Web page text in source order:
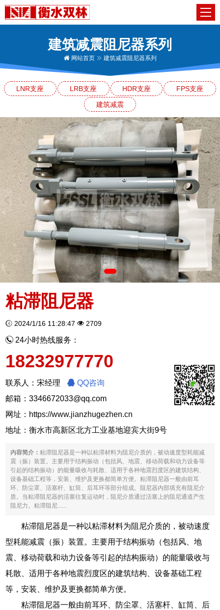
建筑减震阻尼器系列
网站首页 建筑减震阻尼器系列
LNR支座 LRB支座 HDR支座
FPS支座
建筑减震
粘滞阻尼器
2024/1/16 11:28:47 2709
24小时热线服务：
18232977770
联系人：宋经理
QQ咨询
邮箱：3346672033@qq.com
网址： https://www.jianzhugezhen.cn
地址：衡水市高新区北方工业基地迎宾大街9号
内容简介： 粘滞阻尼器是一种以粘滞材料为阻尼介质的，被动速度型耗能减
震（振）装置。主要用于结构振动（包括风、地震、移动荷载和动力设备等
引起的结构振动）的能量吸收与耗散、适用于各种地震烈度区的建筑结构、
设备基础工程等，安装、维护及更换都简单方便。粘滞阻尼器一般由前耳
环、防尘罩、活塞杆、缸筒、后耳环等部分组成。阻尼器内部填充有阻尼介
质。当粘滞阻尼器的活塞往复运动时，阻尼介质通过活塞上的阻尼通道产生
阻尼力。粘滞阻尼......
粘滞阻尼器是一种以粘滞材料为阻尼介质的，被动速度
型耗能减震（振）装置。主要用于结构振动（包括风、地
震、移动荷载和动力设备等引起的结构振动）的能量吸收与
耗散、适用于各种地震烈度区的建筑结构、设备基础工程
等，安装、维护及更换都简单方便。
粘滞阻尼器一般由前耳环、防尘罩、活塞杆、缸筒、后